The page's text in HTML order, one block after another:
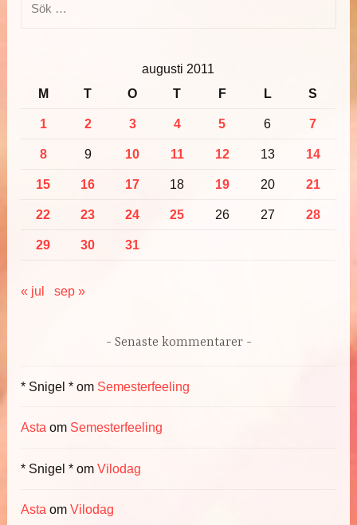
augusti 2011
M
T O T F L S
1 2 3 4 5 6 7
8 9 10 11 12 13 14
15 16 17 18 19 20 21
22 23 24 25 26 27 28
29 30 31
« jul sep »
Senaste kommentarer
* Snigel * om Semesterfeeling
Asta om Semesterfeeling
* Snigel * omVilodag
Asta omVilodag